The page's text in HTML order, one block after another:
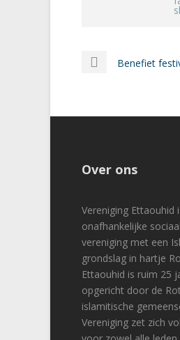
Benefiet
Over ons
Vereniging Ettaouhid
onafhankelijke
vereniging met een
grondslag in hartje
Ettaouhid is ruim 25
opgericht door de
islamitische
Vereniging zet zich